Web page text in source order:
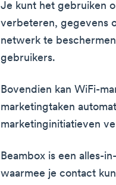
Je kunt het gebruiken
verbeteren, gegevens
netwerk te
gebruikers.
Bovendien kan WiFi-
marketingtaken
marketinginitiatieven
Beambox is een alles-
waarmee je contact